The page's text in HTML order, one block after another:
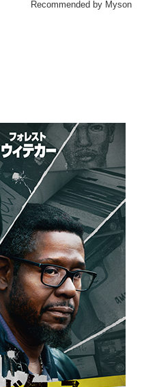
Recommended by Myson